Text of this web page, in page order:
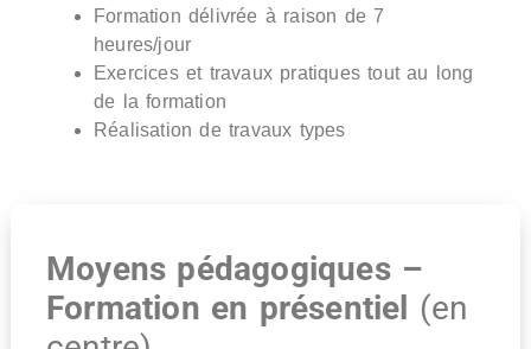
Formation délivrée à raison de 7
heures/jour
Exercices et travaux pratiques tout au long
de la formation
Réalisation de travaux types
Moyens pédagogiques –
Formation en présentiel (en